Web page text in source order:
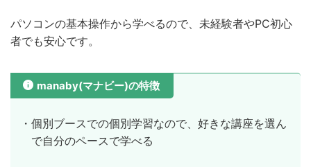
パソコンの基本操作から学べるので、未経験者やPC初心
者でも安心です。
manaby(マナビー)の特徴
・個別ブースでの個別学習なので、好きな講座を選ん
で自分のペースで学べる